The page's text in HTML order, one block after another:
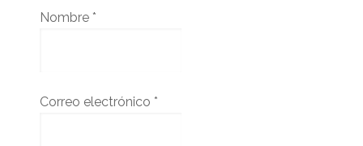
Nombre *
Correo electrónico *